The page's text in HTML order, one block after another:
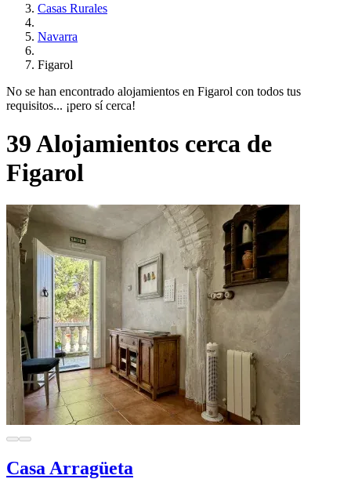
Casas Rurales
Navarra
Figarol
No se han encontrado alojamientos en Figarol con todos tus
requisitos... ¡pero sí cerca!
39 Alojamientos cerca de
Figarol
Casa Arragüeta